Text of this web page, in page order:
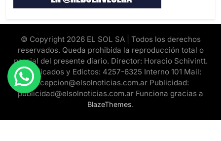
© Copyright 2026 EL SOL SA | Todos los derechos
reservados. Queda prohibida la reproducción total o
parcial del presente diario. Director: Horacio Schivintt.
Clasificados y Edictos: 4257-6325 Interno 101 Mail:
recepcion@elsolnoticias.com.ar Publicidad:
publicidad@elsolnoticias.com.ar Funciona gracias a
BlazeThemes.